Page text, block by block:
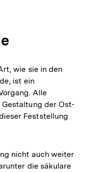
wie sie in den
ist ein
Alle
der Ost-
Feststellung
nicht auch weiter
die säkulare